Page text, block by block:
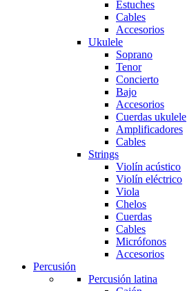
Estuches
Cables
Accesorios
Ukulele
Soprano
Tenor
Concierto
Bajo
Accesorios
Cuerdas ukulele
Amplificadores
Cables
Strings
Violín acústico
Violín eléctrico
Viola
Chelos
Cuerdas
Cables
Micrófonos
Accesorios
Percusión
Percusión latina